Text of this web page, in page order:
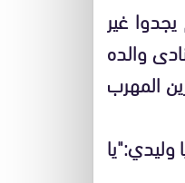
غير
والده
المهرب